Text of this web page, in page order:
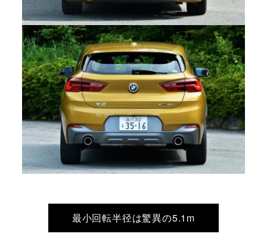
最小回転半径は驚異の5.1m